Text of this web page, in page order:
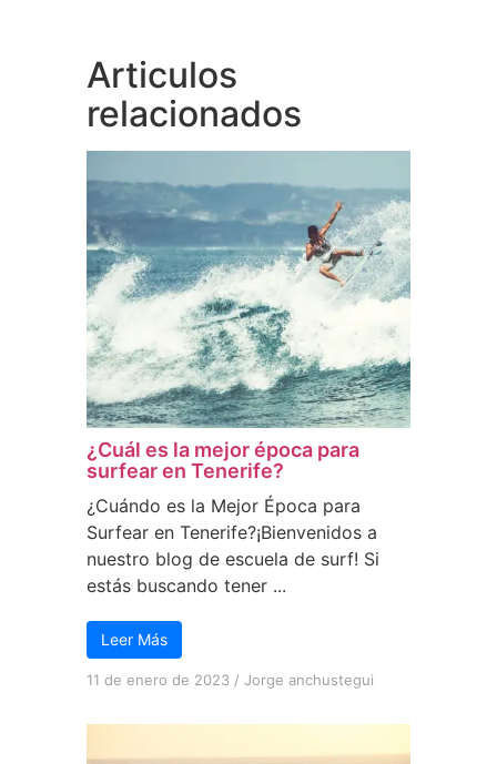
Articulos
relacionados
¿Cuál es la mejor época para
surfear en Tenerife?
¿Cuándo es la Mejor Época para
Surfear en Tenerife?¡Bienvenidos a
nuestro blog de escuela de surf! Si
estás buscando tener ...
Leer Más
11 de enero de 2023 / Jorge anchustegui